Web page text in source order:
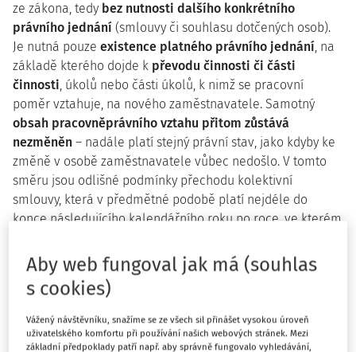
ze zákona, tedy bez nutnosti dalšího konkrétního
právního jednání (smlouvy či souhlasu dotčených osob).
Je nutná pouze existence platného právního jednání, na
základě kterého dojde k převodu činnosti či části
činnosti, úkolů nebo části úkolů, k nimž se pracovní
poměr vztahuje, na nového zaměstnavatele. Samotný
obsah pracovněprávního vztahu přitom zůstává
nezměněn – nadále platí stejný právní stav, jako kdyby ke
změně v osobě zaměstnavatele vůbec nedošlo. V tomto
směru jsou odlišné podmínky přechodu kolektivní
smlouvy, která v předmětné podobě platí nejdéle do
konce následujícího kalendářního roku po roce, ve kterém
Pro úplnost je vhodné dodat, že přechod práv a povinností
z pracovněprávních vztahů je možný výlučně mezi
a povinnosti v případě úmrtí zaměstnance pouze v
rozsahu uvedeném v ust.§ 328 ZP, tedy práva, která mají
Aby web fungoval jak má (souhlas
s cookies)
Vážený návštěvníku, snažíme se ze všech sil přinášet vysokou úroveň
uživatelského komfortu při používání našich webových stránek. Mezi
základní předpoklady patří např. aby správně fungovalo vyhledávání,